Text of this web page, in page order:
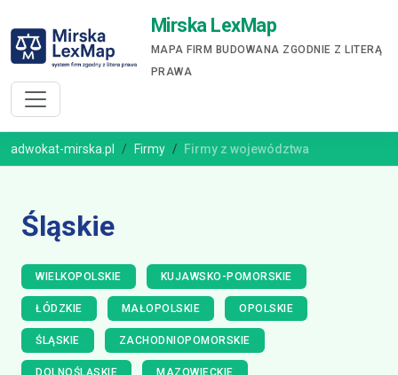
Mirska LexMap
MAPA FIRM BUDOWANA ZGODNIE Z LITERĄ
PRAWA
adwokat-mirska.pl Firmy Firmy z województwa
Śląskie
WIELKOPOLSKIE KUJAWSKO-POMORSKIE
ŁÓDZKIE MAŁOPOLSKIE OPOLSKIE
ŚLĄSKIE ZACHODNIOPOMORSKIE
DOLNOŚLĄSKIE MAZOWIECKIE